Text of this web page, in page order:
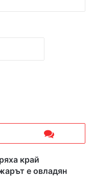
край
е овладян